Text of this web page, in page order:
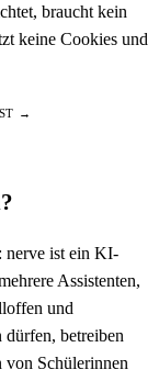
braucht kein
keine Cookies und
→
nerve ist ein KI-
Assistenten,
und
dürfen, betreiben
Schülerinnen